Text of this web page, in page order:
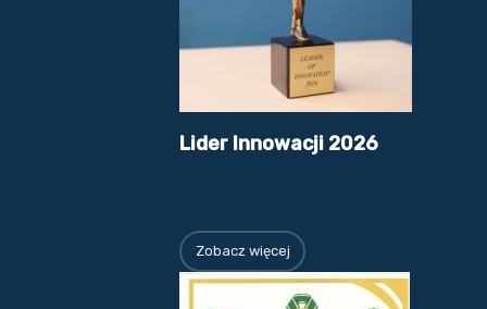
Lider Innowacji 2026
Zobacz więcej